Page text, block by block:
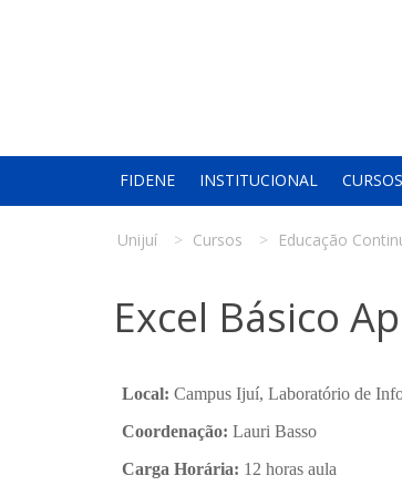
FIDENE INSTITUCIONAL CURSOS
Unijuí Cursos Educação
Excel Básico